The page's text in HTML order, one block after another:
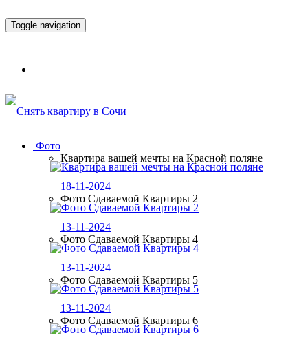
Toggle navigation
Фото
Квартира вашей мечты на Красной поляне
18-11-2024
Фото Сдаваемой Квартиры 2
13-11-2024
Фото Сдаваемой Квартиры 4
13-11-2024
Фото Сдаваемой Квартиры 5
13-11-2024
Фото Сдаваемой Квартиры 6